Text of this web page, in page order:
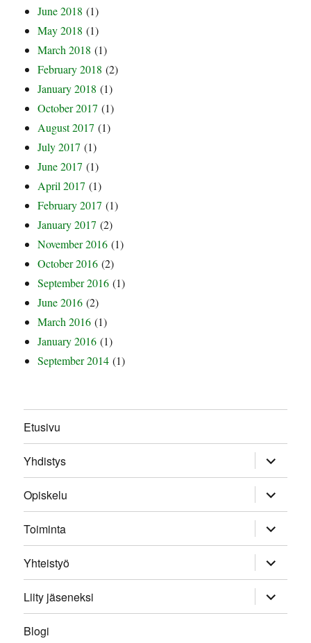
June 2018 (1)
May 2018 (1)
March 2018 (1)
February 2018 (2)
January 2018 (1)
October 2017 (1)
August 2017 (1)
July 2017 (1)
June 2017 (1)
April 2017 (1)
February 2017 (1)
January 2017 (2)
November 2016 (1)
October 2016 (2)
September 2016 (1)
June 2016 (2)
March 2016 (1)
January 2016 (1)
September 2014 (1)
Etusivu
Yhdistys
expand
child
menu
Opiskelu
expand
child
menu
Toiminta
expand
child
menu
Yhteistyö
expand
child
menu
Liity jäseneksi
expand
child
menu
Blogi